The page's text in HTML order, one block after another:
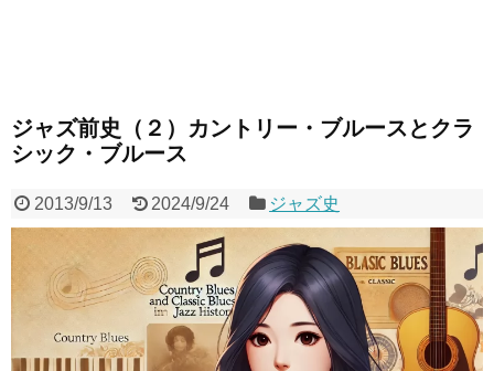
ジャズ前史（２）カントリー・ブルースとクラ
シック・ブルース
2013/9/13 2024/9/24 ジャズ史